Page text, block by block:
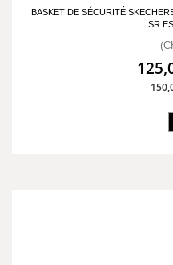
BASKET DE SÉCURITÉ
SR